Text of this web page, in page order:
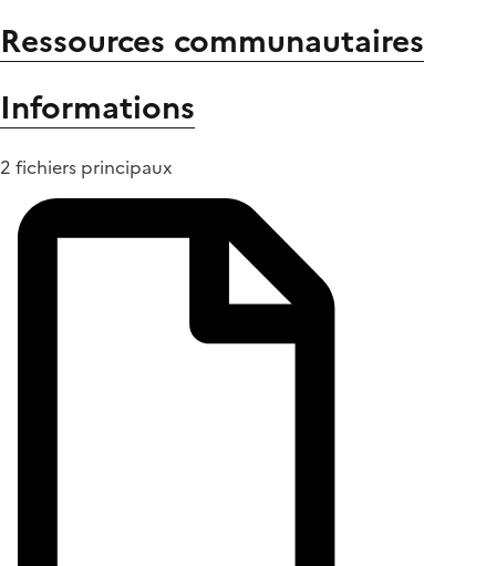
Ressources communautaires
Informations
2 fichiers principaux